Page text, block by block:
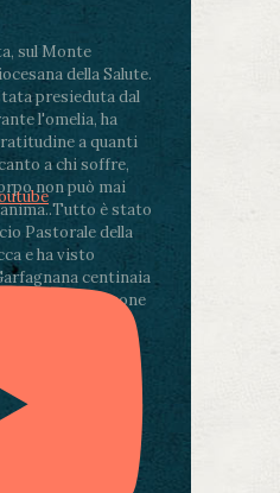
sul Monte
della Salute.
presieduta dal
l'omelia, ha
a quanti
a chi soffre,
non può mai
.Tutto è stato
Pastorale della
e ha visto
centinaia
e persone